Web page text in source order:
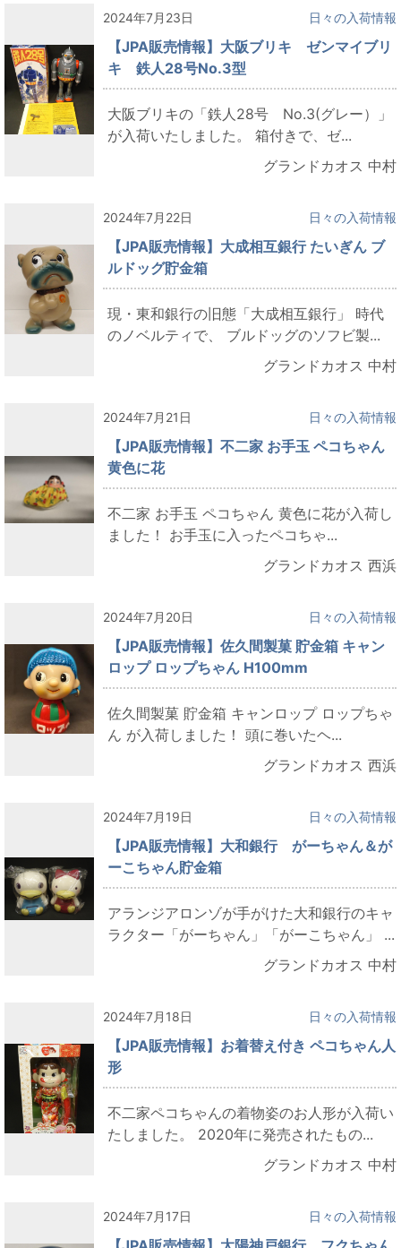
2024年7月23日 日々の入荷情報
【JPA販売情報】大阪ブリキ ゼンマイブリ
キ 鉄人28号No.3型
大阪ブリキの「鉄人28号 No.3(グレー）」
が入荷いたしました。 箱付きで、ゼ...
グランドカオス 中村
2024年7月22日 日々の入荷情報
【JPA販売情報】大成相互銀行 たいぎん ブ
ルドッグ貯金箱
現・東和銀行の旧態「大成相互銀行」 時代
のノベルティで、 ブルドッグのソフビ製...
グランドカオス 中村
2024年7月21日 日々の入荷情報
【JPA販売情報】不二家 お手玉 ペコちゃん
黄色に花
不二家 お手玉 ペコちゃん 黄色に花が入荷し
ました！ お手玉に入ったペコちゃ...
グランドカオス 西浜
2024年7月20日 日々の入荷情報
【JPA販売情報】佐久間製菓 貯金箱 キャン
ロップ ロップちゃん H100mm
佐久間製菓 貯金箱 キャンロップ ロップちゃ
ん が入荷しました！ 頭に巻いたヘ...
グランドカオス 西浜
2024年7月19日 日々の入荷情報
【JPA販売情報】大和銀行 がーちゃん＆が
ーこちゃん貯金箱
アランジアロンゾが手がけた大和銀行のキャ
ラクター「がーちゃん」「がーこちゃん」 ...
グランドカオス 中村
2024年7月18日 日々の入荷情報
【JPA販売情報】お着替え付き ペコちゃん人
形
不二家ペコちゃんの着物姿のお人形が入荷い
たしました。 2020年に発売されたもの...
グランドカオス 中村
2024年7月17日 日々の入荷情報